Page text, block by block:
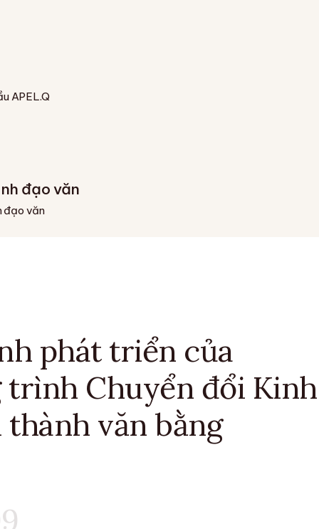
APEL.Q
đạo văn
đạo văn
phát triển của
trình Chuyển đổi Kinh
văn bằng